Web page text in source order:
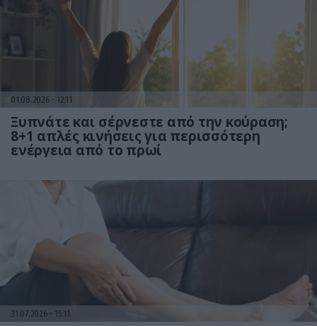
01.08.2026 12:11
Ξυπνάτε και σέρνεστε από την κούραση;
8+1 απλές κινήσεις για περισσότερη
ενέργεια από το πρωί
31.07.2026 15:11